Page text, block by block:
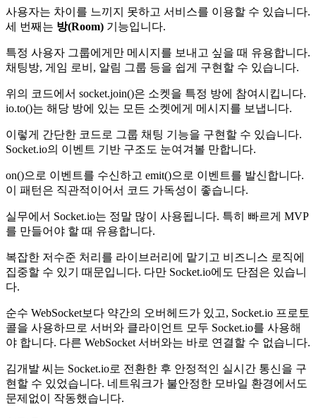
사용자는 차이를 느끼지 못하고 서비스를 이용할 수 있습니다.
세 번째는 방(Room) 기능입니다.
특정 사용자 그룹에게만 메시지를 보내고 싶을 때 유용합니다.
채팅방, 게임 로비, 알림 그룹 등을 쉽게 구현할 수 있습니다.
위의 코드에서 socket.join()은 소켓을 특정 방에 참여시킵니다.
io.to()는 해당 방에 있는 모든 소켓에게 메시지를 보냅니다.
이렇게 간단한 코드로 그룹 채팅 기능을 구현할 수 있습니다.
Socket.io의 이벤트 기반 구조도 눈여겨볼 만합니다.
on()으로 이벤트를 수신하고 emit()으로 이벤트를 발신합니다.
이 패턴은 직관적이어서 코드 가독성이 좋습니다.
실무에서 Socket.io는 정말 많이 사용됩니다. 특히 빠르게 MVP
를 만들어야 할 때 유용합니다.
복잡한 저수준 처리를 라이브러리에 맡기고 비즈니스 로직에
집중할 수 있기 때문입니다. 다만 Socket.io에도 단점은 있습니
다.
순수 WebSocket보다 약간의 오버헤드가 있고, Socket.io 프로토
콜을 사용하므로 서버와 클라이언트 모두 Socket.io를 사용해
야 합니다. 다른 WebSocket 서버와는 바로 연결할 수 없습니다.
김개발 씨는 Socket.io로 전환한 후 안정적인 실시간 통신을 구
현할 수 있었습니다. 네트워크가 불안정한 모바일 환경에서도
문제없이 작동했습니다.